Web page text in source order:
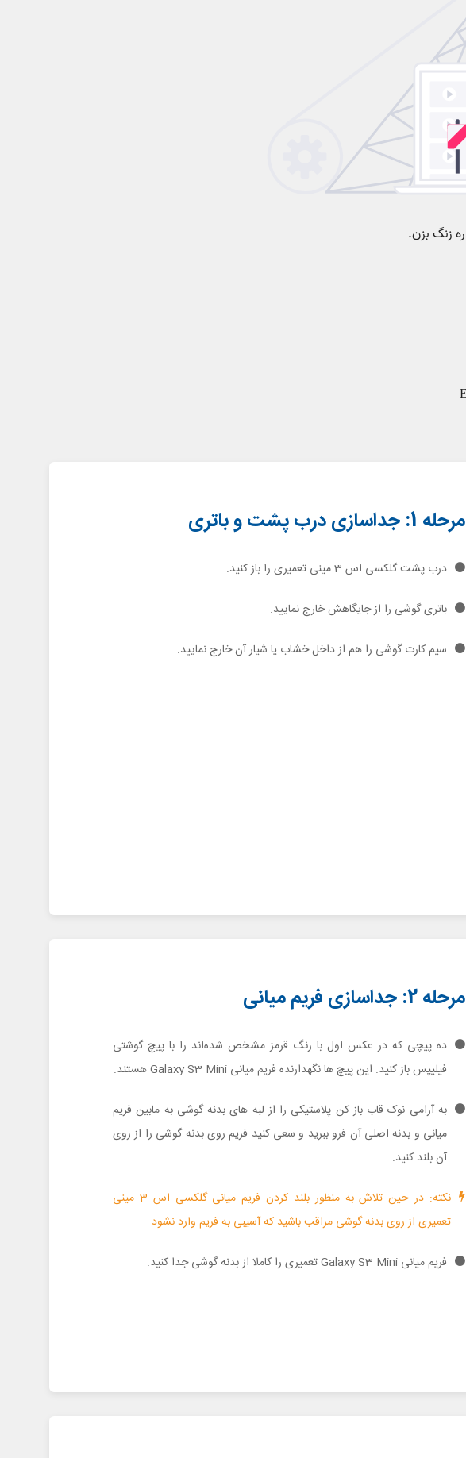
مرحله 1: جداسازی درب پشت و باتری
درب پشت گلکسی اس 3 مینی تعمیری را باز کنید.
باتری گوشی را از جایگاهش خارج نمایید.
سیم کارت گوشی را هم از داخل خشاب یا شیار آن خارج نمایید.
مرحله 2: جداسازی فریم میانی
ده پیچی که در عکس اول با رنگ قرمز مشخص شده‌اند را با پیچ گوشتی
فیلیپس باز کنید. این پیچ ها نگهدارنده فریم میانی Galaxy S3 Mini هستند.
به آرامی نوک قاب باز کن پلاستیکی را از لبه های بدنه گوشی به مابین فریم
میانی و بدنه اصلی آن فرو ببرید و سعی کنید فریم روی بدنه گوشی را از روی
آن بلند کنید.
نکته: در حین تلاش به منظور بلند کردن فریم میانی گلکسی اس 3 مینی
تعمیری از روی بدنه گوشی مراقب باشید که آسیبی به فریم وارد نشود.
فریم میانی Galaxy S3 Mini تعمیری را کاملا از بدنه گوشی جدا کنید.